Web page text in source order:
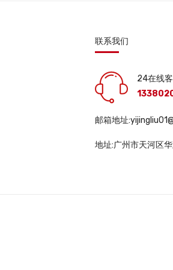
联系我们
24在线
邮箱地址
地址:广州市天河区